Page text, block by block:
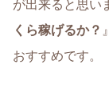
が出来ると思い
くら稼げるか？
おすすめです。